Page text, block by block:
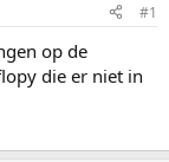
#1
op de
die er niet in